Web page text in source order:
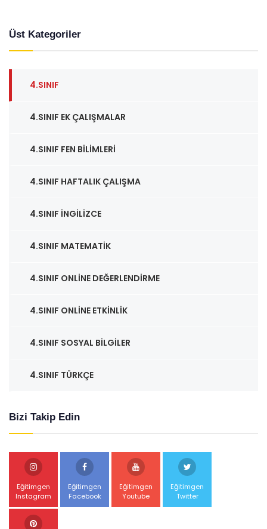
Üst Kategoriler
4.SINIF
4.SINIF EK ÇALIŞMALAR
4.SINIF FEN BILIMLERI
4.SINIF HAFTALIK ÇALIŞMA
4.SINIF İNGILIZCE
4.SINIF MATEMATIK
4.SINIF ONLINE DEĞERLENDIRME
4.SINIF ONLINE ETKINLIK
4.SINIF SOSYAL BILGILER
4.SINIF TÜRKÇE
Bizi Takip Edin
Eğitimgen
Instagram
Eğitimgen
Facebook
Eğitimgen
Youtube
Eğitimgen
Twitter